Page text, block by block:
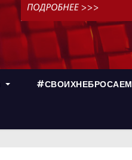
#СВОИХНЕБРОСАЕМ